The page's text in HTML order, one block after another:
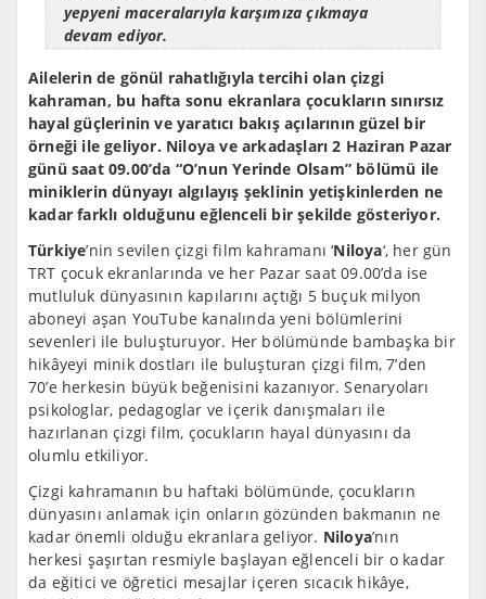
yepyeni maceralarıyla karşımıza çıkmaya
devam ediyor.
Ailelerin de gönül rahatlığıyla tercihi olan çizgi
kahraman, bu hafta sonu ekranlara çocukların sınırsız
hayal güçlerinin ve yaratıcı bakış açılarının güzel bir
örneği ile geliyor. Niloya ve arkadaşları 2 Haziran Pazar
günü saat 09.00’da “O’nun Yerinde Olsam” bölümü ile
miniklerin dünyayı algılayış şeklinin yetişkinlerden ne
kadar farklı olduğunu eğlenceli bir şekilde gösteriyor.
Türkiye’nin sevilen çizgi film kahramanı ‘Niloya‘, her gün
TRT çocuk ekranlarında ve her Pazar saat 09.00’da ise
mutluluk dünyasının kapılarını açtığı 5 buçuk milyon
aboneyi aşan YouTube kanalında yeni bölümlerini
sevenleri ile buluşturuyor. Her bölümünde bambaşka bir
hikâyeyi minik dostları ile buluşturan çizgi film, 7’den
70’e herkesin büyük beğenisini kazanıyor. Senaryoları
psikologlar, pedagoglar ve içerik danışmaları ile
hazırlanan çizgi film, çocukların hayal dünyasını da
olumlu etkiliyor.
Çizgi kahramanın bu haftaki bölümünde, çocukların
dünyasını anlamak için onların gözünden bakmanın ne
kadar önemli olduğu ekranlara geliyor. Niloya’nın
herkesi şaşırtan resmiyle başlayan eğlenceli bir o kadar
da eğitici ve öğretici mesajlar içeren sıcacık hikâye,